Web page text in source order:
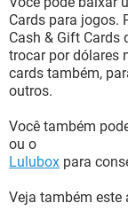
Cards para jogos.
Cash & Gift Cards
trocar por dólares
cards também,
outros.
Você também
ou o
Lulubox para
Veja também